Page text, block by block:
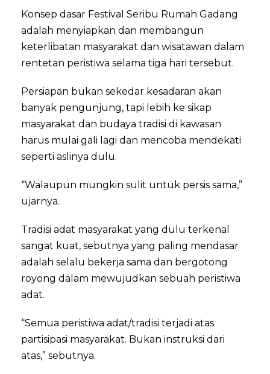
Konsep dasar Festival Seribu Rumah Gadang
adalah menyiapkan dan membangun
keterlibatan masyarakat dan wisatawan dalam
rentetan peristiwa selama tiga hari tersebut.
Persiapan bukan sekedar kesadaran akan
banyak pengunjung, tapi lebih ke sikap
masyarakat dan budaya tradisi di kawasan
harus mulai gali lagi dan mencoba mendekati
seperti aslinya dulu.
“Walaupun mungkin sulit untuk persis sama,”
ujarnya.
Tradisi adat masyarakat yang dulu terkenal
sangat kuat, sebutnya yang paling mendasar
adalah selalu bekerja sama dan bergotong
royong dalam mewujudkan sebuah peristiwa
adat.
“Semua peristiwa adat/tradisi terjadi atas
partisipasi masyarakat. Bukan instruksi dari
atas,” sebutnya.